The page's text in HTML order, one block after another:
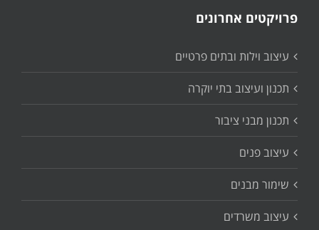
פרויקטים אחרונים
עיצוב וילות ובתים פרטיים
תכנון ועיצוב בתי יוקרה
תכנון מבני ציבור
עיצוב פנים
שימור מבנים
עיצוב משרדים